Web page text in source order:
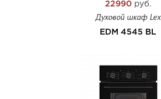
22990руб.
Духовой шкаф Lex
EDM 4545 BL